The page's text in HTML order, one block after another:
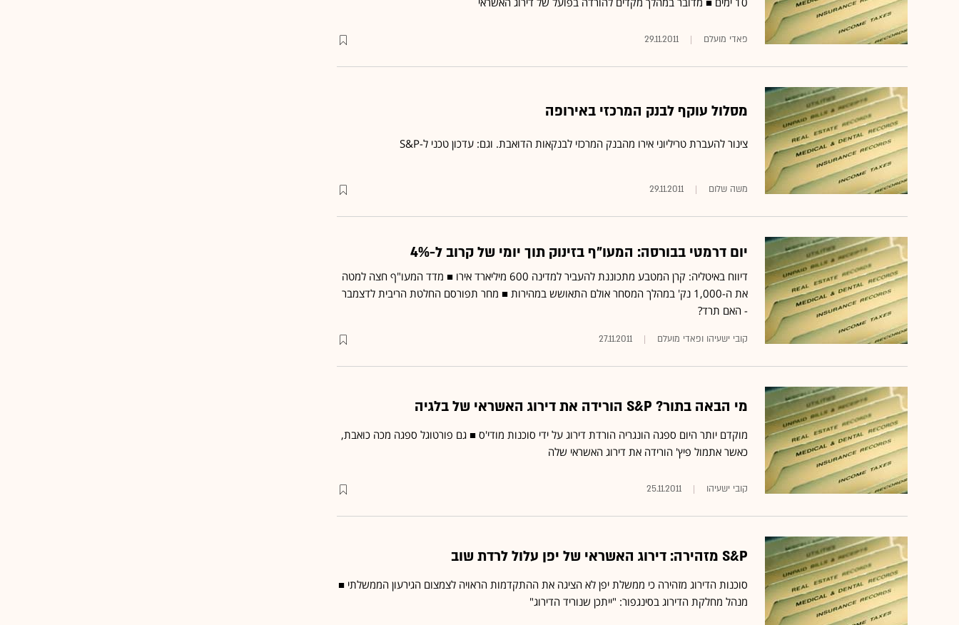
פאדי מועלם 29.11.2011
מסלול עוקף לבנק המרכזי באירופה
צינור להעברת טריליוני אירו מהבנק המרכזי לבנקאות הדואבת. וגם: עדכון טכני ל-S&P
משה שלום 29.11.2011
יום דרמטי בבורסה: המעו"ף בזינוק תוך יומי של קרוב ל-4%
דיווח באיטליה: קרן המטבע מתכוננת להעביר למדינה 600 מיליארד אירו ■ מדד המעו"ף חצה למטה
את ה-1,000 נק' במהלך המסחר אולם התאושש במהירות ■ מחר תפורסם החלטת הריבית לדצמבר
- האם תרד?
קובי ישעיהו ופאדי מועלם 27.11.2011
מי הבאה בתור? S&P הורידה את דירוג האשראי של בלגיה
מוקדם יותר היום ספגה הונגריה הורדת דירוג על ידי סוכנות מודי'ס ■ גם פורטוגל ספגה מכה כואבת,
כאשר אתמול פיץ' הורידה את דירוג האשראי שלה
קובי ישעיהו 25.11.2011
S&P מזהירה: דירוג האשראי של יפן עלול לרדת שוב
סוכנות הדירוג מזהירה כי ממשלת יפן לא הציגה את ההתקדמות הראויה לצמצום הגירעון הממשלתי ■
מנהל מחלקת הדירוג בסינגפור: "ייתכן שנוריד הדירוג"